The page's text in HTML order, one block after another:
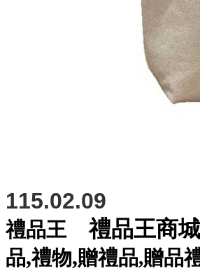
115.02.09
禮品王 禮品王商
品,禮物,贈禮品,贈品